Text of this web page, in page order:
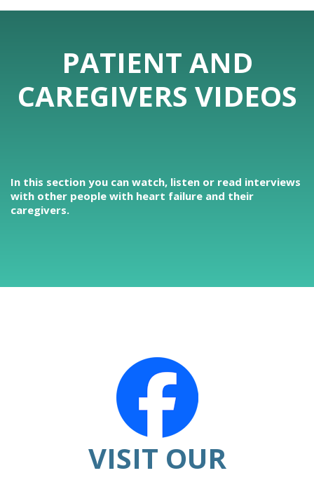
PATIENT AND
CAREGIVERS VIDEOS
In this section you can watch, listen or read interviews
with other people with heart failure and their
caregivers.
VISIT OUR